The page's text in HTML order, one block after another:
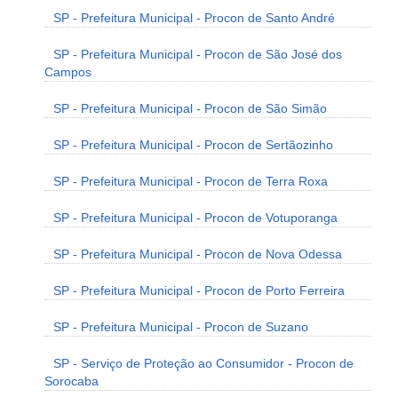
SP - Prefeitura Municipal - Procon de Santo André
SP - Prefeitura Municipal - Procon de São José dos
Campos
SP - Prefeitura Municipal - Procon de São Simão
SP - Prefeitura Municipal - Procon de Sertãozinho
SP - Prefeitura Municipal - Procon de Terra Roxa
SP - Prefeitura Municipal - Procon de Votuporanga
SP - Prefeitura Municipal - Procon de Nova Odessa
SP - Prefeitura Municipal - Procon de Porto Ferreira
SP - Prefeitura Municipal - Procon de Suzano
SP - Serviço de Proteção ao Consumidor - Procon de
Sorocaba